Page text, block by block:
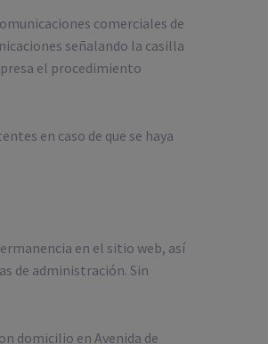
comerciales de
señalando la casilla
el procedimiento
en caso de que se haya
en el sitio web, así
de administración. Sin
domicilio en Avenida de